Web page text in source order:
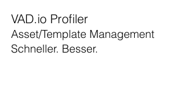
VAD.io Profiler
Asset/Template Management
Schneller. Besser.